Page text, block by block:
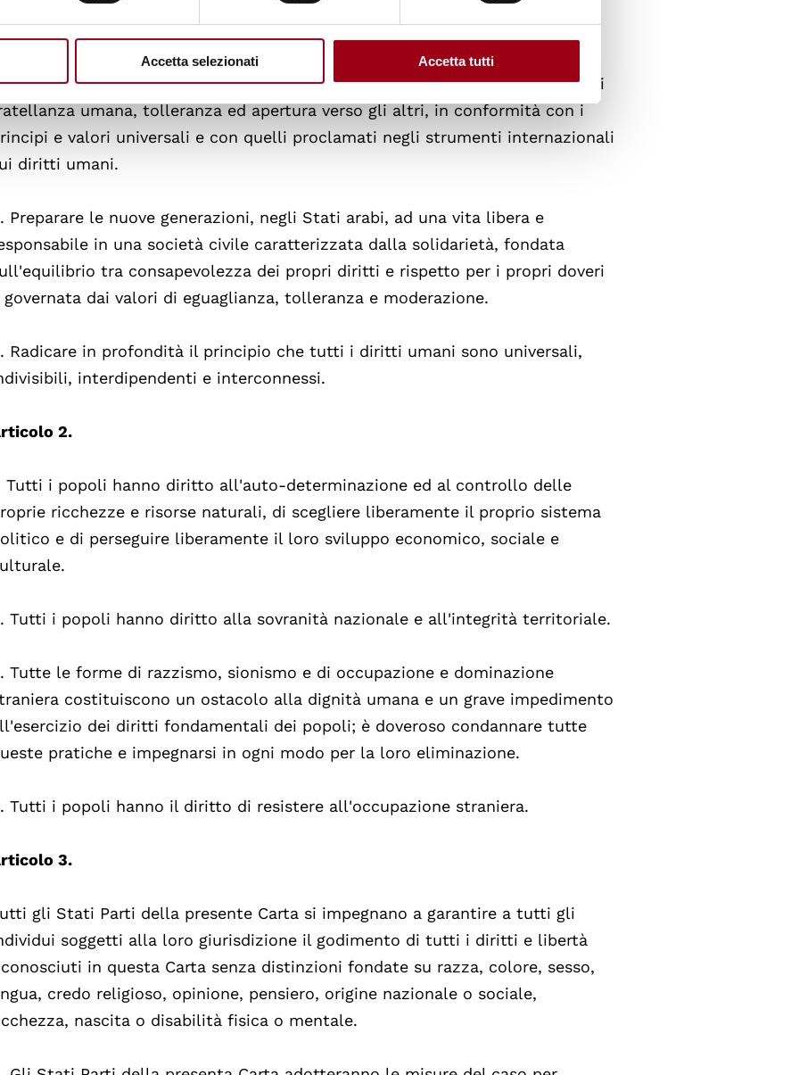
Accetta selezionati Accetta tutti
Insegnare ad ogni persona umana negli Stati arabi la fierezza della propria
identità, la lealtà al proprio paese, l'attaccamento alla propria terra, alla
storia e al comune interesse, instillando in ogni persona una cultura di
umana, tolleranza ed apertura verso gli altri, in conformità con i
e valori universali e con quelli proclamati negli strumenti internazionali
diritti umani.
Preparare le nuove generazioni, negli Stati arabi, ad una vita libera e
in una società civile caratterizzata dalla solidarietà, fondata
tra consapevolezza dei propri diritti e rispetto per i propri doveri
governata dai valori di eguaglianza, tolleranza e moderazione.
Radicare in profondità il principio che tutti i diritti umani sono universali,
interdipendenti e interconnessi.
2.
Tutti i popoli hanno diritto all'auto-determinazione ed al controllo delle
ricchezze e risorse naturali, di scegliere liberamente il proprio sistema
e di perseguire liberamente il loro sviluppo economico, sociale e
Tutti i popoli hanno diritto alla sovranità nazionale e all'integrità territoriale.
Tutte le forme di razzismo, sionismo e di occupazione e dominazione
costituiscono un ostacolo alla dignità umana e un grave impedimento
dei diritti fondamentali dei popoli; è doveroso condannare tutte
pratiche e impegnarsi in ogni modo per la loro eliminazione.
Tutti i popoli hanno il diritto di resistere all'occupazione straniera.
3.
gli Stati Parti della presente Carta si impegnano a garantire a tutti gli
soggetti alla loro giurisdizione il godimento di tutti i diritti e libertà
in questa Carta senza distinzioni fondate su razza, colore, sesso,
credo religioso, opinione, pensiero, origine nazionale o sociale,
nascita o disabilità fisica o mentale.